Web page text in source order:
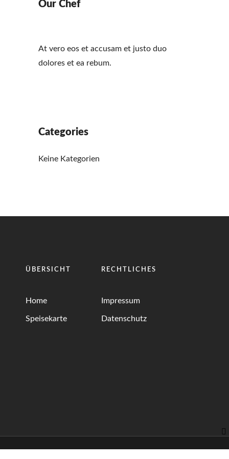
Our Chef
At vero eos et accusam et justo duo
dolores et ea rebum.
Categories
Keine Kategorien
ÜBERSICHT
Home
Speisekarte
RECHTLICHES
Impressum
Datenschutz